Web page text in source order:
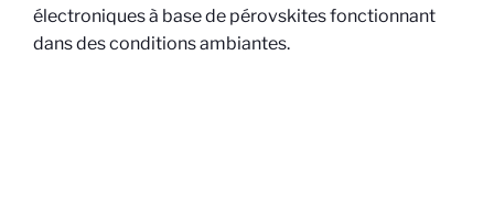
électroniques à base de pérovskites fonctionnant
dans des conditions ambiantes.